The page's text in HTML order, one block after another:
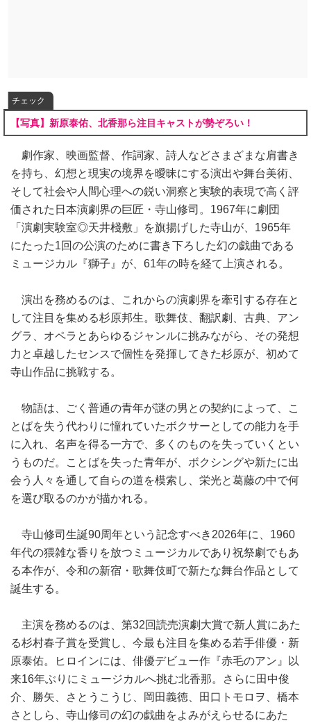
チェック
【写真】新原泰佑、北香那ら注目キャストが勢ぞろい！
劇作家、映画監督、作詞家、詩人などさまざまな肩書き
を持ち、幻想と現実の境界を曖昧にする演出や舞台美術、
そして社会や人間心理への鋭い洞察と実験的表現で高く評
価された日本演劇界の巨匠・寺山修司。1967年に劇団
「演劇実験室◎天井棧敷」を旗揚げした寺山が、1965年
にたった1回の公演のために書き下ろした幻の戯曲である
ミュージカル『獅子』が、61年の時を経て上演される。
演出を務めるのは、これからの演劇界を牽引する存在と
して注目を集める杉原邦生。歌舞伎、翻訳劇、古典、アン
グラ、オペラとあらゆるジャンルに挑みながら、その発想
力と卓越したセンスで個性を発揮してきた杉原が、初めて
寺山作品に挑戦する。
物語は、ごく普通の青年が謎の男との契約によって、こ
とばを失う代わりに憧れていたボクサーとしての能力を手
に入れ、名声を得る一方で、多くのものを失っていくとい
うものだ。ことばを失った青年が、ボクシングや新たに出
会う人々を通して自らの道を模索し、栄光と葛藤の中で何
を選び取るのかが描かれる。
寺山修司生誕90周年という記念すべき2026年に、1960
年代の猥雑な香りを放つミュージカルであり祝祭劇でもあ
る本作が、令和の新宿・歌舞伎町で新たな舞台作品として
誕生する。
主演を務めるのは、第32回読売演劇大賞で新人賞にあた
る杉村春子賞を受賞し、今最も注目を集める若手俳優・新
原泰佑。ヒロインには、俳優デビュー作『赤毛のアン』以
来16年ぶりにミュージカルへ挑む北香那。さらに田中俊
介、勝矢、さとうこうじ、岡田義徳、田口トモロヲ、橋本
さとしら、寺山修司の幻の戯曲をよみがえらせるにあた